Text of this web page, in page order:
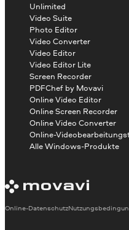
Unlimited
Video Suite
Photo Editor
Video Converter
Video Editor
Video Editor Lite
Screen Recorder
PDFChef by Movavi
Online Video Editor
Online Screen Recorder
Online Video Converter
Online-
Alle Windows-Produkte
Online-Datenschutz